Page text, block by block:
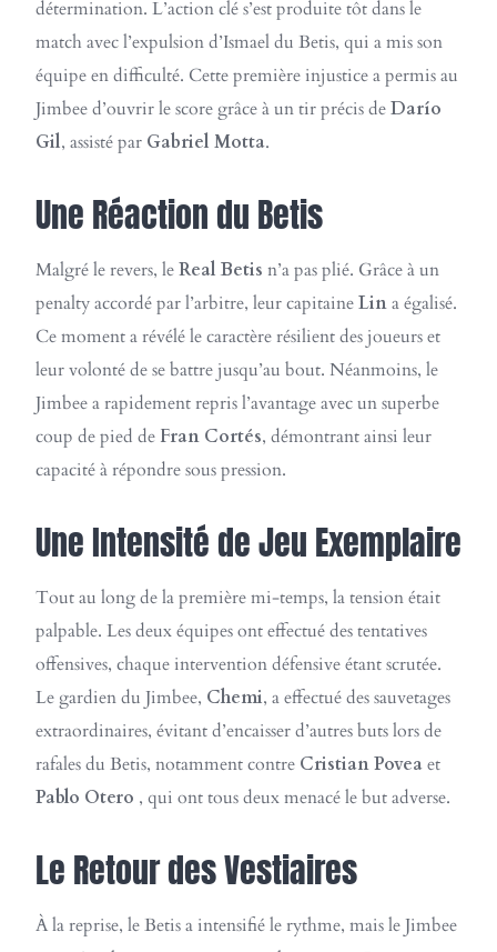
détermination. L’action clé s’est produite tôt dans le
match avec l’expulsion d’Ismael du Betis, qui a mis son
équipe en difficulté. Cette première injustice a permis au
Jimbee d’ouvrir le score grâce à un tir précis deDarío
Gil, assisté par Gabriel Motta.
Une Réaction du Betis
Malgré le revers, leReal Betis n’a pas plié. Grâce à un
penalty accordé par l’arbitre, leur capitaineLina égalisé.
Ce moment a révélé le caractère résilient des joueurs et
leur volonté de se battre jusqu’au bout. Néanmoins, le
Jimbee a rapidement repris l’avantage avec un superbe
coup de pied de Fran Cortés, démontrant ainsi leur
capacité à répondre sous pression.
Une Intensité de Jeu Exemplaire
Tout au long de la première mi-temps, la tension était
palpable. Les deux équipes ont effectué des tentatives
offensives, chaque intervention défensive étant scrutée.
Le gardien du Jimbee, Chemi, a effectué des sauvetages
extraordinaires, évitant d’encaisser d’autres buts lors de
rafales du Betis, notamment contre Cristian Poveaet
Pablo Otero , qui ont tous deux menacé le but adverse.
Le Retour des Vestiaires
À la reprise, le Betis a intensifié le rythme, mais le Jimbee